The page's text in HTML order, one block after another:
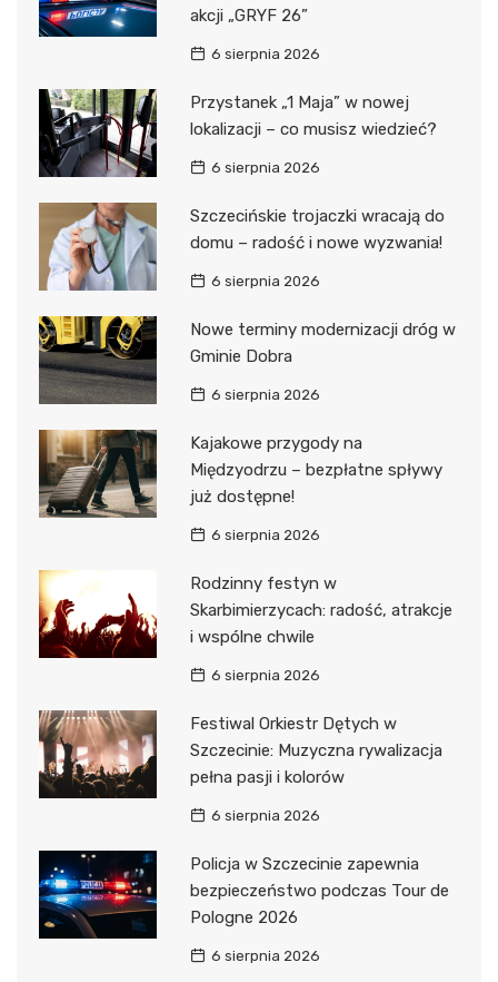
akcji „GRYF 26”
6 sierpnia 2026
Przystanek „1 Maja” w nowej
lokalizacji – co musisz wiedzieć?
6 sierpnia 2026
Szczecińskie trojaczki wracają do
domu – radość i nowe wyzwania!
6 sierpnia 2026
Nowe terminy modernizacji dróg w
Gminie Dobra
6 sierpnia 2026
Kajakowe przygody na
Międzyodrzu – bezpłatne spływy
już dostępne!
6 sierpnia 2026
Rodzinny festyn w
Skarbimierzycach: radość, atrakcje
i wspólne chwile
6 sierpnia 2026
Festiwal Orkiestr Dętych w
Szczecinie: Muzyczna rywalizacja
pełna pasji i kolorów
6 sierpnia 2026
Policja w Szczecinie zapewnia
bezpieczeństwo podczas Tour de
Pologne 2026
6 sierpnia 2026